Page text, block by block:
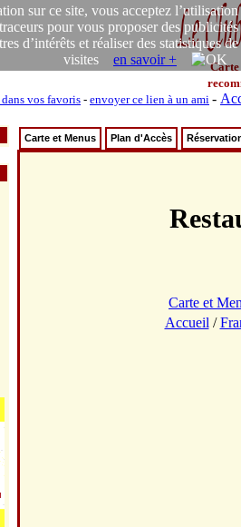
sur ce site, vous acceptez l’utilisation
pour vous proposer des publicités
d’intérêts et réaliser des statistiques de
visites en savoir +
Carte
vos favoris - envoyer ce lien à un ami -
Carte et Menus Plan d'Accès
Carte et
Accueil /